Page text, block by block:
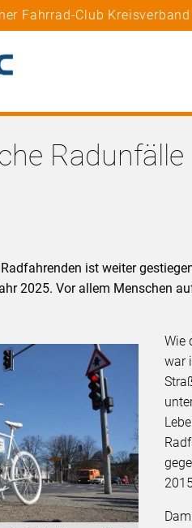
Fahrrad-Club
Radunfälle
ist weiter
2025. Vor allem Menschen
Wie
war